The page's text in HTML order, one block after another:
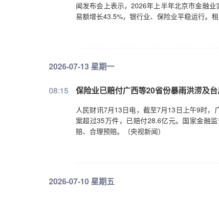
闻发布会上表示，2026年上半年北京市金融
易额增长43.5%，银行业、保险业平稳运行。
2026-07-13 星期一
08:15 保险业已赔付广西等20省份暴雨洪涝及
人民财讯7月13日电，截至7月13日上午9时
案超过35万件，已赔付28.6亿元。国家金融
赔、合理预赔。（央视新闻）
2026-07-10 星期五